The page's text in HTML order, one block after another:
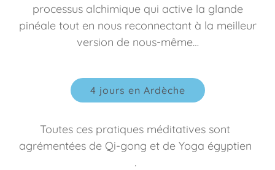
processus alchimique qui active la glande
pinéale tout en nous reconnectant à la meilleur
version de nous-même…
4 jours en Ardèche
Toutes ces pratiques méditatives sont
agrémentées de Qi-gong et de Yoga égyptien
.